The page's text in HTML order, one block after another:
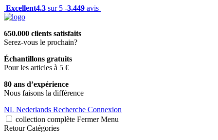
Excellent4.3 sur 5 -3.449 avis
650.000 clients satisfaits
Serez-vous le prochain?
Échantillons gratuits
Pour les articles à 5 €
80 ans d’expérience
Nous faisons la différence
NL Nederlands Recherche Connexion
collection complète Fermer Menu
Retour Catégories